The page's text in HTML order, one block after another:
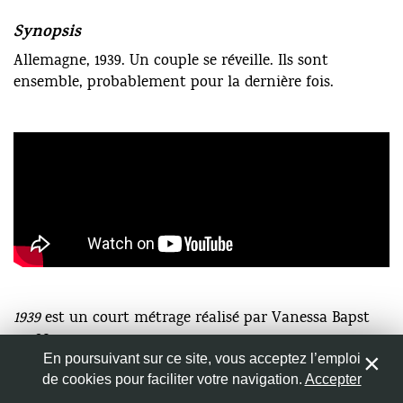
Nom
Adresse de messagerie*
le navigateur pour mon prochain commentaire.
Synopsis
Allemagne, 1939. Un couple se réveille. Ils sont
ensemble, probablement pour la dernière fois.
1939est un court métrage réalisé par Vanessa Bapst
en 2011.
En poursuivant sur ce site, vous acceptez l’emploi
de cookies pour faciliter votre navigation. Accepter